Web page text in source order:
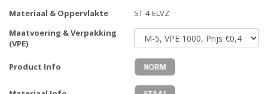
Materiaal & Oppervlakte
ST-4-ELVZ
Maatvoering & Verpakking
(VPE)
Product Info